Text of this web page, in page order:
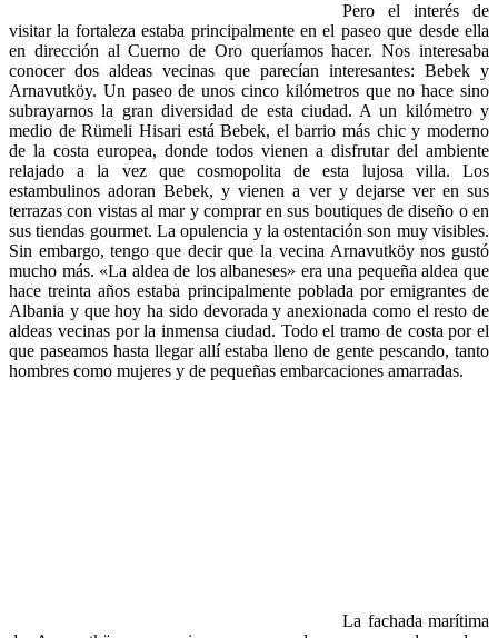
Pero el interés de
visitar la fortaleza estaba principalmente en el paseo que desde ella
en dirección al Cuerno de Oro queríamos hacer. Nos interesaba
conocer dos aldeas vecinas que parecían interesantes: Bebek y
Arnavutköy. Un paseo de unos cinco kilómetros que no hace sino
subrayarnos la gran diversidad de esta ciudad. A un kilómetro y
medio de Rümeli Hisari está Bebek, el barrio más chic y moderno
de la costa europea, donde todos vienen a disfrutar del ambiente
relajado a la vez que cosmopolita de esta lujosa villa. Los
estambulinos adoran Bebek, y vienen a ver y dejarse ver en sus
terrazas con vistas al mar y comprar en sus boutiques de diseño o en
sus tiendas gourmet. La opulencia y la ostentación son muy visibles.
Sin embargo, tengo que decir que la vecina Arnavutköy nos gustó
mucho más. «La aldea de los albaneses» era una pequeña aldea que
hace treinta años estaba principalmente poblada por emigrantes de
Albania y que hoy ha sido devorada y anexionada como el resto de
aldeas vecinas por la inmensa ciudad. Todo el tramo de costa por el
que paseamos hasta llegar allí estaba lleno de gente pescando, tanto
hombres como mujeres y de pequeñas embarcaciones amarradas.
La fachada marítima